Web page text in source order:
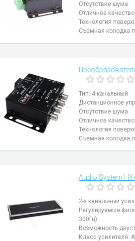
Отсутствие шума
Отличное качество
Технология
Съемная колодка
Тип: 4-канальный
Дистанционное
Отсутствие шума
Отличное качество
Технология
Съемная колодка
Audio System
2-х канальный
Регулируемые
300Гц)
Возможность
Класс усилителя: